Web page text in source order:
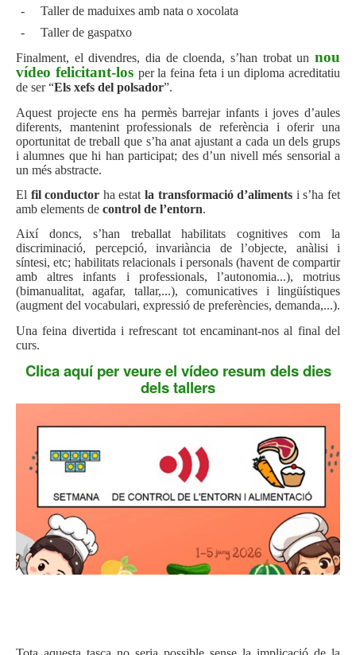
-
Taller de maduixes amb nata o xocolata
-
Taller de gaspatxo
Finalment, el divendres, dia de cloenda, s’han trobat un nou
vídeo felicitant-los per la feina feta i un diploma acreditatiu
de ser “Els xefs del polsador”.
Aquest projecte ens ha permès barrejar infants i joves d’aules
diferents, mantenint professionals de referència i oferir una
oportunitat de treball que s’ha anat ajustant a cada un dels grups
i alumnes que hi han participat; des d’un nivell més sensorial a
un més abstracte.
El fil conductor ha estatla transformació d’aliments i s’ha fet
amb elements de control de l’entorn.
Així doncs, s’han treballat habilitats cognitives com la
discriminació, percepció, invariància de l’objecte, anàlisi i
síntesi, etc; habilitats relacionals i personals (havent de compartir
amb altres infants i professionals, l’autonomia...), motrius
(bimanualitat, agafar, tallar,...), comunicatives i lingüístiques
(augment del vocabulari, expressió de preferències, demanda,...).
Una feina divertida i refrescant tot encaminant-nos al final del
curs.
Clica aquí per veure el vídeo resum dels dies
dels tallers